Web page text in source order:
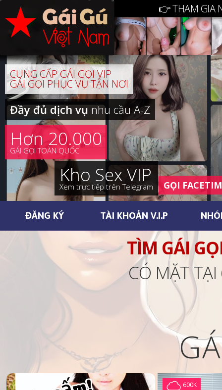
👉 THAM GIA
CUNG CẤP GÁI GỌI VIP
GÁI GỌI PHỤC VỤ TẬN NƠI
Đầy đủ dịch vụnhu cầu A-Z
Hơn 20.000
GÁI GỌI TOÀN QUỐC
Kho Sex VIP
Xem trực tiếp trên Telegram GỌI
ĐĂNG KÝ TÀI KHOẢN V.I.P
TÌM GÁI
CÓ MẶT
600K